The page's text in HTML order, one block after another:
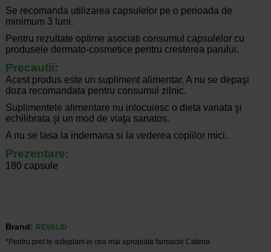
Se recomanda utilizarea capsulelor pe o perioada de
minimum 3 luni.
Pentru rezultate optime asociati consumul capsulelor cu
produsele dermato-cosmetice pentru cresterea parului.
Precautii:
Acest produs este un supliment alimentar. A nu se depaşi
doza recomandata pentru consumul zilnic.
Suplimentele alimentare nu inlocuiesc o dieta variata şi
echilibrata şi un mod de viaţa sanatos.
A nu se lasa la indemana si la vederea copiilor mici.
Prezentare:
180 capsule
Brand:
REVALID
*Pentru pret te asteptam in cea mai apropiata farmacie Catena